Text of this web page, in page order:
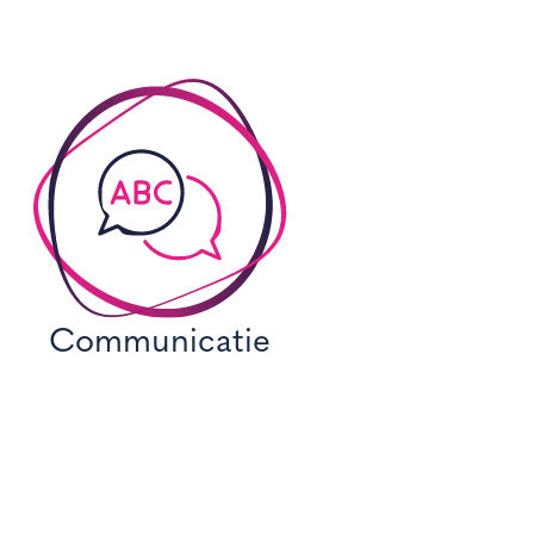
Communicatie